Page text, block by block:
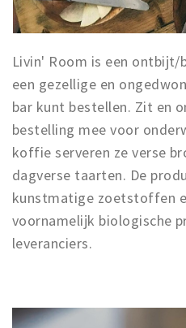
Livin' Room is een ontbijt/
een gezellige en
bar kunt bestellen. Zit en
bestelling mee voor
koffie serveren ze verse
dagverse taarten. De
kunstmatige zoetstoffen
voornamelijk biologische
leveranciers.